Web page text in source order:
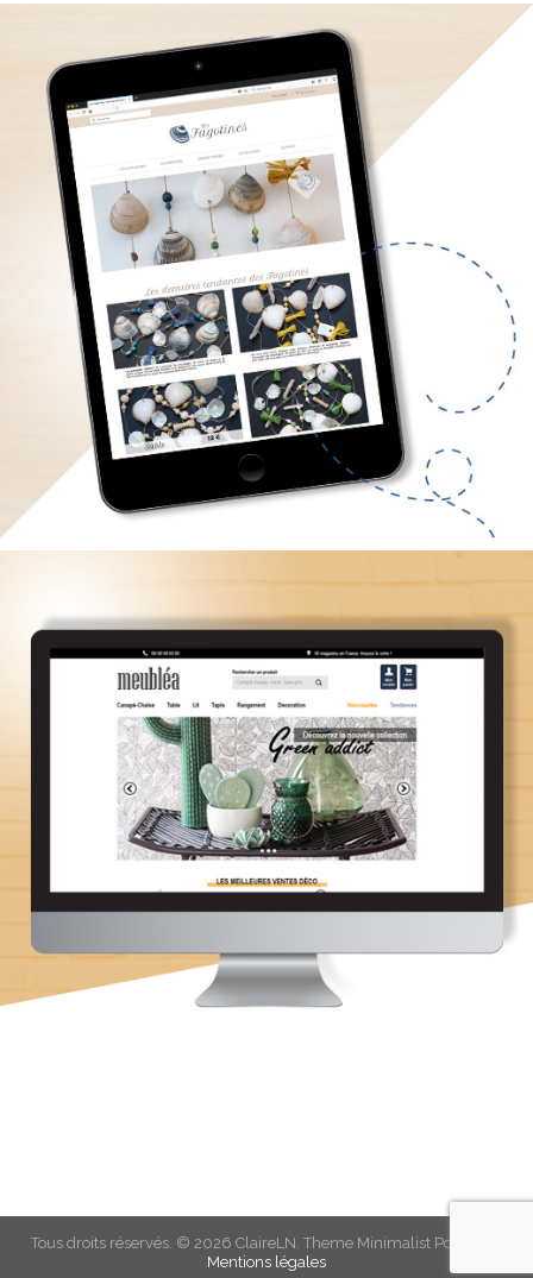
Tous droits réservés. © 2026 ClaireLN. Theme Minimalist Portfolio
Mentions légales